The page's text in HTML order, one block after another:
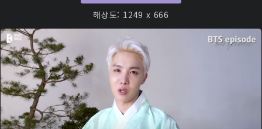
해상도: 1249 x 666